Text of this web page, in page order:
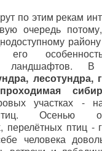
по этим рекам
очередь
его
ландшафтов.
лесотундра,
участках -
Осенью
птиц -
человека